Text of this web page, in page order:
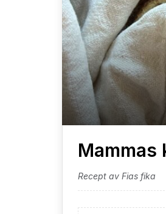
Mammas
Recept av Fias fika